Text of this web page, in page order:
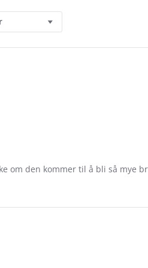
om den kommer til å bli så mye